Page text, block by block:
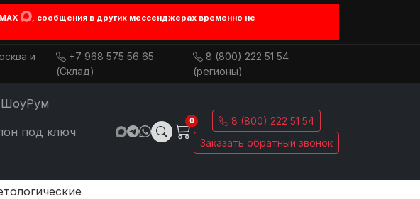
, сообщения в других мессенджерах временно не
и
+7 968 575 56 65
(Склад)
8 (800) 222 51 54
(регионы)
под ключ
0
8 (800) 222 51 54
Заказать обратный звонок